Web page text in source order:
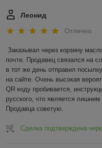
Леонид
Отлично
Заказывал через корзину
почте. Продавец связался на
в тот же день отправил
на сайте. Очень высокая
QR коду пробивается,
русского, что является
Продавца советую.
Сделка подтверждена